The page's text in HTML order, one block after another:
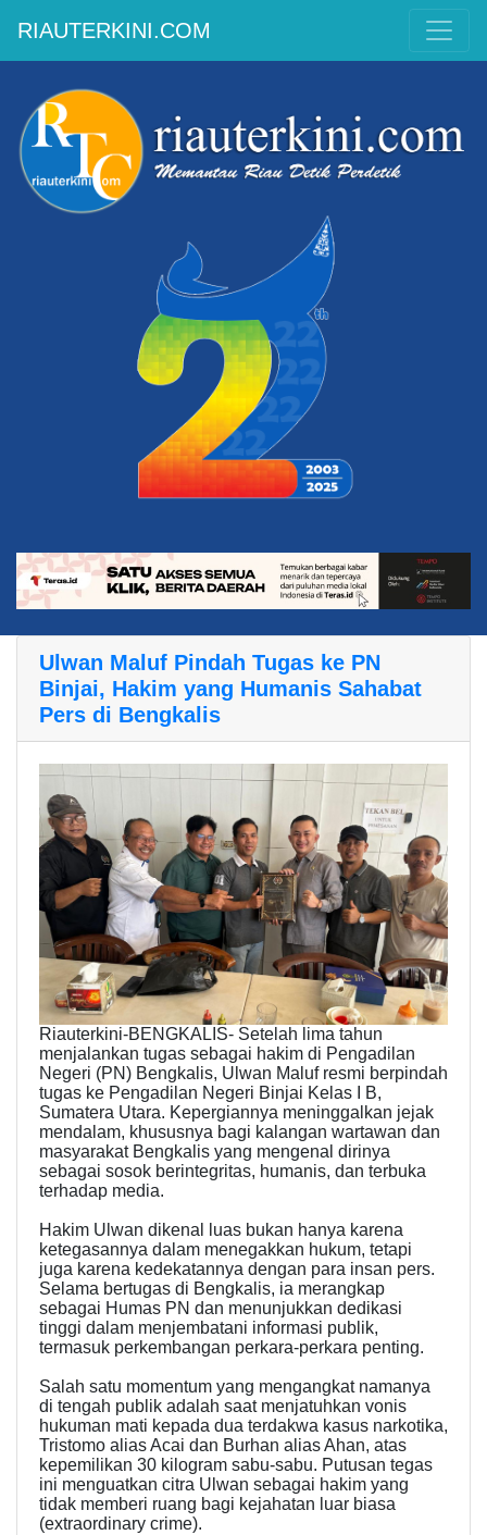
RIAUTERKINI.COM
Ulwan Maluf Pindah Tugas ke PN
Binjai, Hakim yang Humanis Sahabat
Pers di Bengkalis
Riauterkini-BENGKALIS- Setelah lima tahun
menjalankan tugas sebagai hakim di Pengadilan
Negeri (PN) Bengkalis, Ulwan Maluf resmi berpindah
tugas ke Pengadilan Negeri Binjai Kelas I B,
Sumatera Utara. Kepergiannya meninggalkan jejak
mendalam, khususnya bagi kalangan wartawan dan
masyarakat Bengkalis yang mengenal dirinya
sebagai sosok berintegritas, humanis, dan terbuka
terhadap media.
Hakim Ulwan dikenal luas bukan hanya karena
ketegasannya dalam menegakkan hukum, tetapi
juga karena kedekatannya dengan para insan pers.
Selama bertugas di Bengkalis, ia merangkap
sebagai Humas PN dan menunjukkan dedikasi
tinggi dalam menjembatani informasi publik,
termasuk perkembangan perkara-perkara penting.
Salah satu momentum yang mengangkat namanya
di tengah publik adalah saat menjatuhkan vonis
hukuman mati kepada dua terdakwa kasus narkotika,
Tristomo alias Acai dan Burhan alias Ahan, atas
kepemilikan 30 kilogram sabu-sabu. Putusan tegas
ini menguatkan citra Ulwan sebagai hakim yang
tidak memberi ruang bagi kejahatan luar biasa
(extraordinary crime).